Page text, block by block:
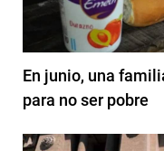
En junio, una
para no ser pobre